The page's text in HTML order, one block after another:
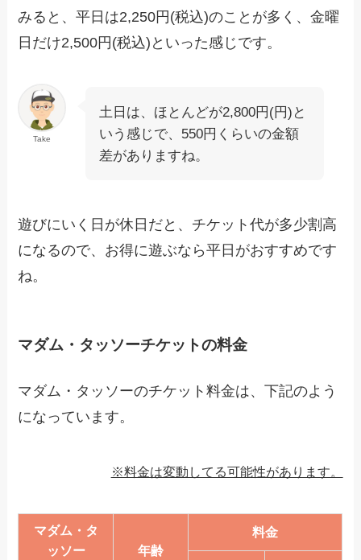
みると、平日は2,250円(税込)のことが多く、金曜
日だけ2,500円(税込)といった感じです。
Take
土日は、ほとんどが2,800円(円)と
いう感じで、550円くらいの金額
差がありますね。
遊びにいく日が休日だと、チケット代が多少割高
になるので、お得に遊ぶなら平日がおすすめです
ね。
マダム・タッソーチケットの料金
マダム・タッソーのチケット料金は、下記のよう
になっています。
※料金は変動してる可能性があります。
マダム・タ
ッソー
年齢
料金